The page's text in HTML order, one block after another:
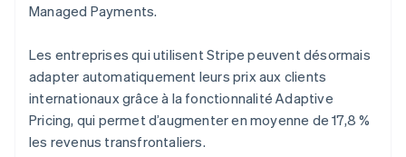
Managed Payments.
Les entreprises qui utilisent Stripe peuvent désormais
adapter automatiquement leurs prix aux clients
internationaux grâce à la fonctionnalité Adaptive
Pricing, qui permet d’augmenter en moyenne de 17,8 %
les revenus transfrontaliers.
Belgique
Brésil
PortuguêsEnglish
Bulgarie
English
Canada
EnglishFrançais